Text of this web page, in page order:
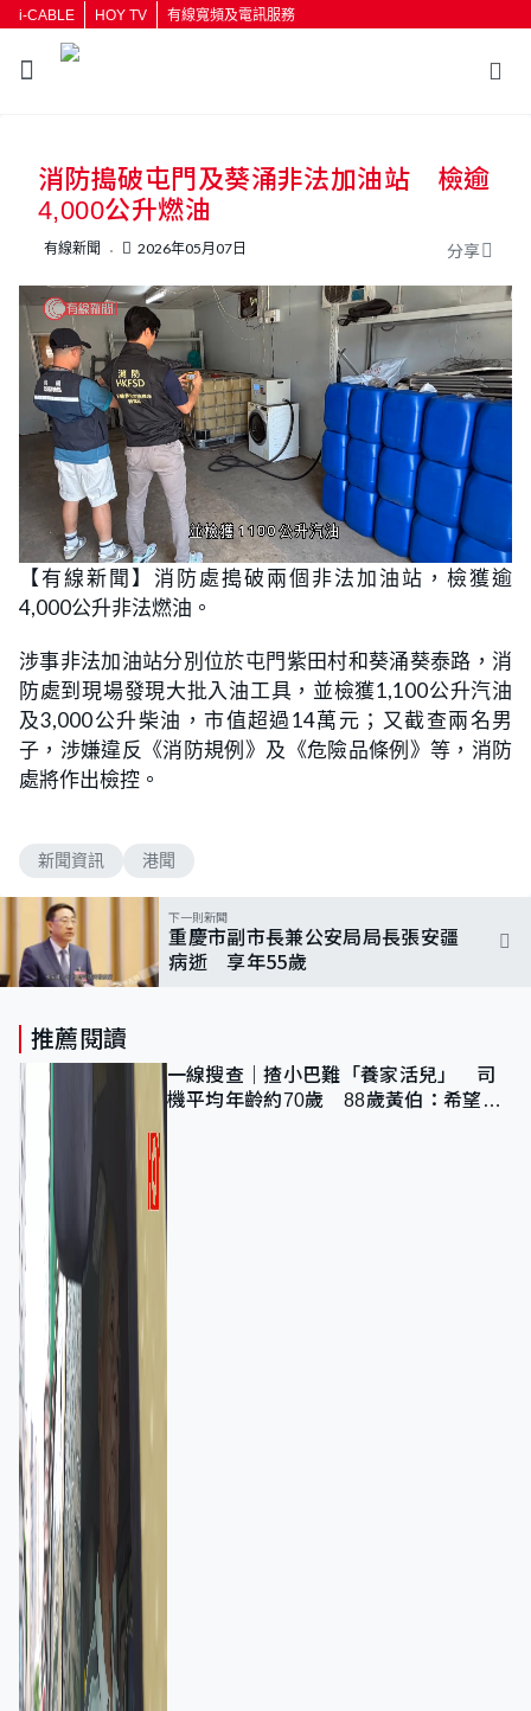
i-CABLE HOY TV 有線寬頻及電訊服務
按輸入鍵開始搜尋
消防搗破屯門及葵涌非法加油站 檢逾
4,000公升燃油
有線新聞 2026年05月07日 分享
U
n
m
u
t
e
L
o
a
d
0
0
.
0
0
%
【有線新聞】消防處搗破兩個非法加油站，檢獲逾
4,000公升非法燃油。
涉事非法加油站分別位於屯門紫田村和葵涌葵泰路，消
防處到現場發現大批入油工具，並檢獲1,100公升汽油
及3,000公升柴油，市值超過14萬元；又截查兩名男
子，涉嫌違反《消防規例》及《危險品條例》等，消防
處將作出檢控。
新聞資訊 港聞
下一則新聞
重慶市副市長兼公安局局長張安疆
病逝 享年55歲
推薦閱讀
一線搜查｜揸小巴難「養家活兒」 司
機平均年齡約70歲 88歲黃伯：希望一